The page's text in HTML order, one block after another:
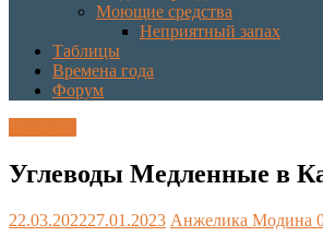
Моющие средства
Неприятный запах
Таблицы
Времена года
Форум
Углеводы Медленные в
22.03.202227.01.2023 Анжелика Модина